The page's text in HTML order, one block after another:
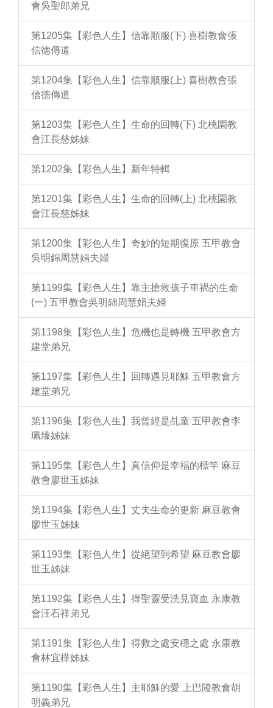
會吳聖郎弟兄
第1205集【彩色人生】信靠順服(下) 喜樹教會張
信德傳道
第1204集【彩色人生】信靠順服(上) 喜樹教會張
信德傳道
第1203集【彩色人生】生命的回轉(下) 北桃園教
會江長慈姊妹
第1202集【彩色人生】新年特輯
第1201集【彩色人生】生命的回轉(上) 北桃園教
會江長慈姊妹
第1200集【彩色人生】奇妙的短期復原 五甲教會
吳明錦周慧娟夫婦
第1199集【彩色人生】靠主搶救孩子車禍的生命
(一) 五甲教會吳明錦周慧娟夫婦
第1198集【彩色人生】危機也是轉機 五甲教會方
建堂弟兄
第1197集【彩色人生】回轉遇見耶穌 五甲教會方
建堂弟兄
第1196集【彩色人生】我曾經是乩童 五甲教會李
珮臻姊妹
第1195集【彩色人生】真信仰是幸福的標竿 麻豆
教會廖世玉姊妹
第1194集【彩色人生】丈夫生命的更新 麻豆教會
廖世玉姊妹
第1193集【彩色人生】從絕望到希望 麻豆教會廖
世玉姊妹
第1192集【彩色人生】得聖靈受洗見寶血 永康教
會汪石祥弟兄
第1191集【彩色人生】得救之處安穩之處 永康教
會林宜樺姊妹
第1190集【彩色人生】主耶穌的愛 上巴陵教會胡
明義弟兄